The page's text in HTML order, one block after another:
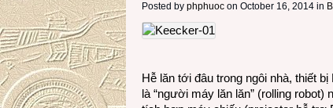
Posted by phphuoc on October 16, 2014 in
Hễ lăn tới đâu trong ngôi nhà, thiết
là “người máy lăn lăn” (rolling